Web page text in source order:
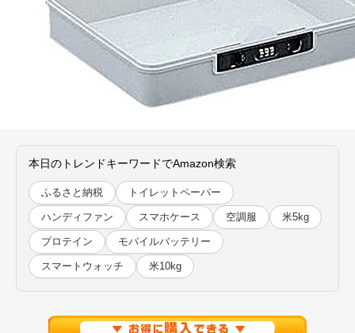
本日のトレンドキーワードでAmazon検索
ふるさと納税 トイレットペーパー
ハンディファン スマホケース 空調服 米5kg
プロテイン モバイルバッテリー
スマートウォッチ 米10kg